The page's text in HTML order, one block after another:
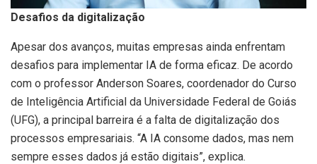
Desafios da digitalização
Apesar dos avanços, muitas empresas ainda enfrentam
desafios para implementar IA de forma eficaz. De acordo
com o professor Anderson Soares, coordenador do Curso
de Inteligência Artificial da Universidade Federal de Goiás
(UFG), a principal barreira é a falta de digitalização dos
processos empresariais. “A IA consome dados, mas nem
sempre esses dados já estão digitais”, explica.